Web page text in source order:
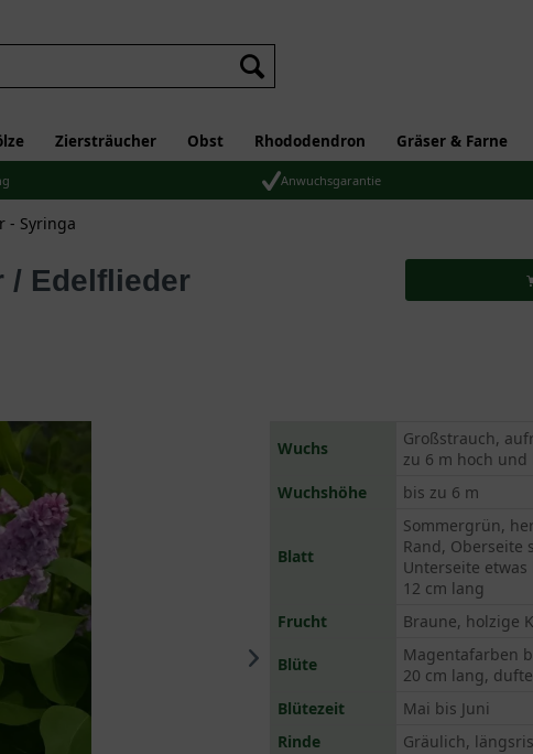
Ziersträucher Obst Rhododendron Gräser & Farne
Anwuchsgarantie
- Syringa
Wuchs
Großstrauch,
zu 6 m hoch
Wuchshöhe
bis zu 6 m
Blatt
Sommergrün,
Rand, Oberseite
Unterseite
12 cm lang
Frucht
Braune, holzige
Blüte
Magentafarben
20 cm lang,
Blütezeit
Mai bis Juni
Rinde
Gräulich,